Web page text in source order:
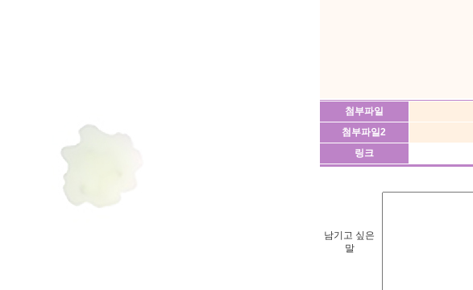
첨부파일
첨부파일2
링크
남기고 싶은
말